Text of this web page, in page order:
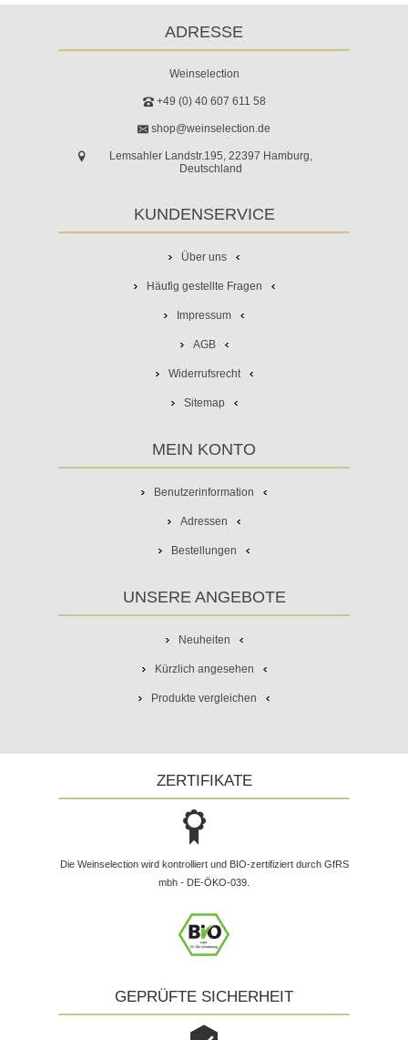
ADRESSE
Weinselection
+49 (0) 40 607 611 58
shop@weinselection.de
Lemsahler Landstr.195, 22397 Hamburg,
Deutschland
KUNDENSERVICE
Über uns
Häufig gestellte Fragen
Impressum
AGB
Widerrufsrecht
Sitemap
MEIN KONTO
Benutzerinformation
Adressen
Bestellungen
UNSERE ANGEBOTE
Neuheiten
Kürzlich angesehen
Produkte vergleichen
ZERTIFIKATE
Die Weinselection wird kontrolliert und BIO-zertifiziert durch GfRS
mbh - DE-ÖKO-039.
GEPRÜFTE SICHERHEIT